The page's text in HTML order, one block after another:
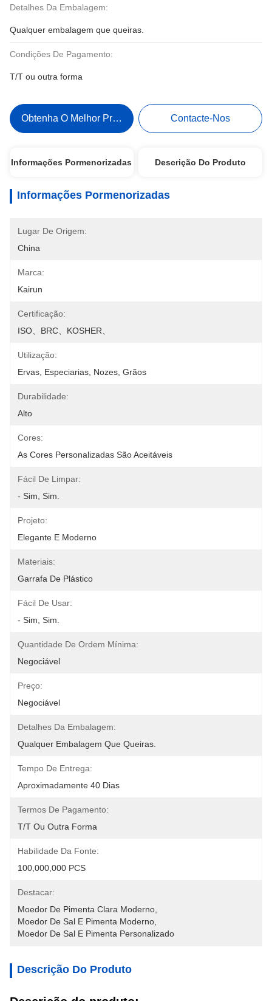
Detalhes Da Embalagem:
Qualquer embalagem que queiras.
Condições De Pagamento:
T/T ou outra forma
Obtenha O Melhor Preço Contacte-Nos
Informações Pormenorizadas Descrição Do Produto
Informações Pormenorizadas
Lugar De Origem:
China
Marca:
Kairun
Certificação:
ISO、BRC、KOSHER、
Utilização:
Ervas, Especiarias, Nozes, Grãos
Durabilidade:
Alto
Cores:
As Cores Personalizadas São Aceitáveis
Fácil De Limpar:
- Sim, Sim.
Projeto:
Elegante E Moderno
Materiais:
Garrafa De Plástico
Fácil De Usar:
- Sim, Sim.
Quantidade De Ordem Mínima:
Negociável
Preço:
Negociável
Detalhes Da Embalagem:
Qualquer Embalagem Que Queiras.
Tempo De Entrega:
Aproximadamente 40 Dias
Termos De Pagamento:
T/T Ou Outra Forma
Habilidade Da Fonte:
100,000,000 PCS
Destacar:
Moedor De Pimenta Clara Moderno
Moedor De Sal E Pimenta Moderno
Moedor De Sal E Pimenta Personalizado
Descrição Do Produto